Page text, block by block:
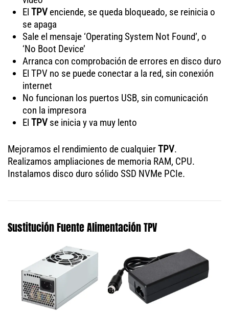
El TPVenciende, se queda bloqueado, se reinicia o
se apaga
Sale el mensaje ‘Operating System Not Found’, o
‘No Boot Device’
Arranca con comprobación de errores en disco duro
El TPV no se puede conectar a la red, sin conexión
internet
No funcionan los puertos USB, sin comunicación
con la impresora
El TPVse inicia y va muy lento
Mejoramos el rendimiento de cualquierTPV.
Realizamos ampliaciones de memoria RAM, CPU.
Instalamos disco duro sólido SSD NVMe PCIe.
Sustitución Fuente Alimentación TPV